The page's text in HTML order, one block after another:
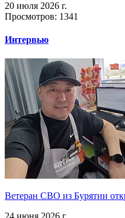
20 июля 2026 г.
Просмотров: 1341
Интервью
Ветеран СВО из Бурятии
24 июня 2026 г.